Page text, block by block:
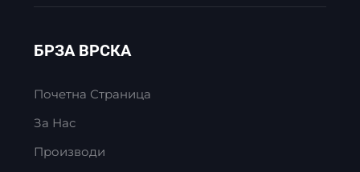
БРЗА ВРСКА
Почетна Страница
За Нас
Производи